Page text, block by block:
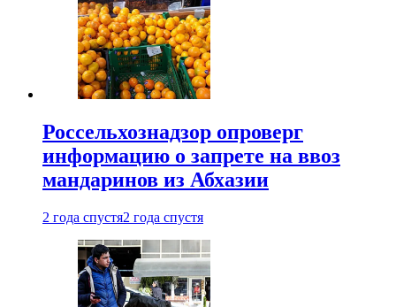
Россельхознадзор опроверг
информацию о запрете на ввоз
мандаринов из Абхазии
2 года спустя2 года спустя